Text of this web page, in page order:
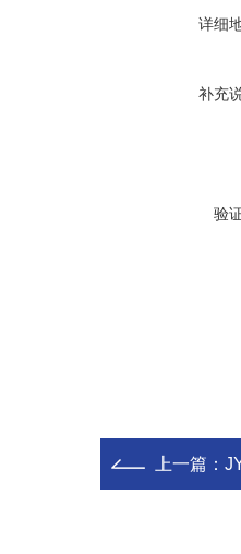
详细
补充
验
上一篇：